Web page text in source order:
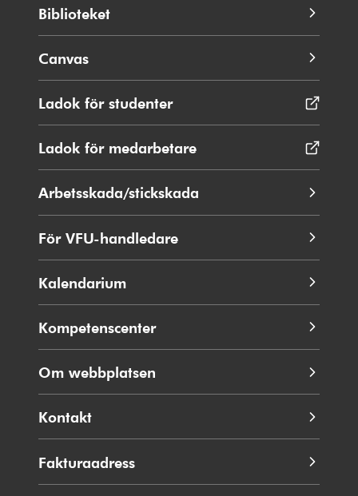
Biblioteket
Canvas
Ladok för studenterÖppnas
i
fönster
Ladok för medarbetare
i
fönster
Arbetsskada/stickskada
För VFU-handledare
Kalendarium
Kompetenscenter
Om webbplatsen
Kontakt
Fakturaadress